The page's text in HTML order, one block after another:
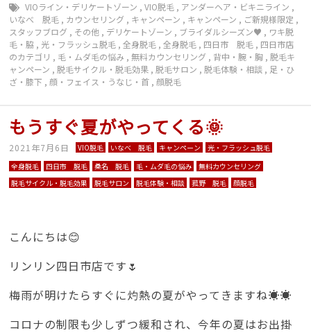
VIOライン・デリケートゾーン ,VIO脱毛 , アンダーヘア・ビキニライン ,
いなべ 脱毛 , カウンセリング , キャンペーン , キャンペーン , ご新規様限定 ,
スタッフブログ , その他 , デリケートゾーン , ブライダルシーズン♥︎ , ワキ脱
毛・脇 , 光・フラッシュ脱毛 ,全身脱毛 ,全身脱毛 , 四日市 脱毛 , 四日市店
のカテゴリ , 毛・ムダ毛の悩み ,無料カウンセリング , 背中・腕・胸 ,脱毛キ
ャンペーン ,脱毛サイクル・脱毛効果 ,脱毛サロン ,脱毛体験・相談 , 足・ひ
ざ・膝下 ,顔・フェイス・うなじ・首 ,顔脱毛
もうすぐ夏がやってくる🌞
2021年7月6日 VIO脱毛 いなべ 脱毛 キャンペーン
光・フラッシュ脱毛
全身脱毛
四日市 脱毛 桑名 脱毛 毛・ムダ毛の悩み
無料カウンセリング
脱毛サイクル・脱毛効果
脱毛サロン 脱毛体験・相談 菰野 脱毛 顔脱毛
こんにちは😊
リンリン四日市店です🌷
梅雨が明けたらすぐに灼熱の夏がやってきますね☀️☀️
コロナの制限も少しずつ緩和され、今年の夏はお出掛